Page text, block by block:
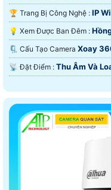
🏆 Trang Bị Công Nghệ : IP
💡 Xem Được Ban Đêm :
🗜️ Cấu Tạo Camera Xoay
️📡 Đặt Điểm : Thu Âm Và